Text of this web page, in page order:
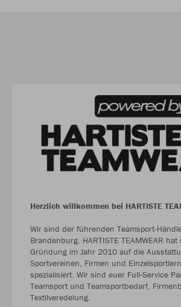
Herzlich willkommen bei HARTISTE
Wir sind der führenden Teamsport-
Brandenburg. HARTISTE TEAMWEAR
Gründung im Jahr 2010 auf die
Sportvereinen, Firmen und Einzelsportlern
spezialisiert. Wir sind euer Full-Service
Teamsport und Teamsportbedarf,
Textilveredelung.